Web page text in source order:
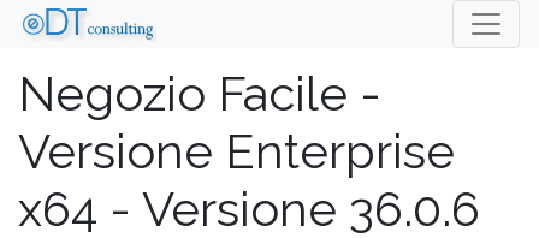
Negozio Facile -
Versione Enterprise
x64 - Versione 36.0.6